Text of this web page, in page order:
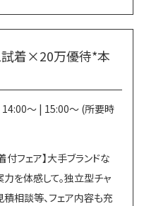
試着×20万優待*本
～ | 15:00～ (所要時
フェア】大手ブランドな
を体感して。独立型チャ
相談等、フェア内容も充